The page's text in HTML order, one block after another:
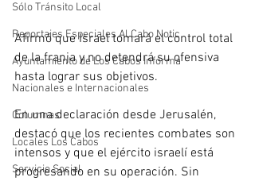
Sólo Tránsito Local
Reportajes Especiales Al Cabo Notic
Ayuntamiento de Los Cabos Informa
Nacionales e Internacionales
Columnas
Locales Los Cabos
Servicio Social
Afirmó que Israel tomará el control total
de la franja y no detendrá su ofensiva
hasta lograr sus objetivos.
En una declaración desde Jerusalén,
destacó que los recientes combates son
intensos y que el ejército israelí está
progresando en su operación. Sin